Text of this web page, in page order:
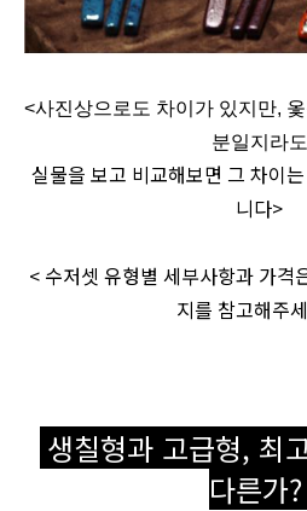
<사진상으로도 차이가 있지만,
분일지라도
실물을 보고 비교해보면 그 차이
니다>
< 수저셋 유형별 세부사항과 가격
지를 참고해주
생칠형과 고급형, 최
다른가?